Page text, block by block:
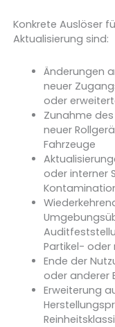
Konkrete Auslöser
Aktualisierung sind:
Änderungen
neuer
oder
Zunahme
neuer
Fahrzeuge
oder interner
Partikel- oder
Ende der
oder anderer
Erweiterung